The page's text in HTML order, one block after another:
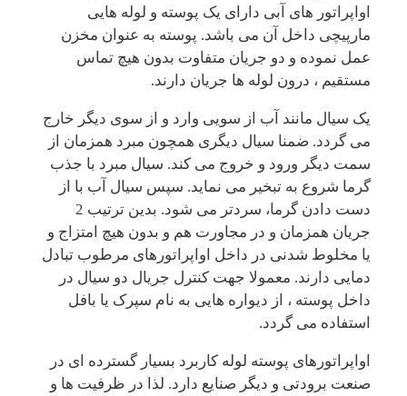
اواپراتور های آبی دارای یک پوسته و لوله هایی
مارپیچی داخل آن می باشد. پوسته به عنوان مخزن
عمل نموده و دو جریان متفاوت بدون هیچ تماس
مستقیم ، درون لوله ها جریان دارند.
یک سیال مانند آب از سویی وارد و از سوی دیگر خارج
می گردد. ضمنا سیال دیگری همچون مبرد همزمان از
سمت دیگر ورود و خروج می کند. سیال مبرد با جذب
گرما شروع به تبخیر می نماید. سپس سیال آب با از
دست دادن گرما، سردتر می شود. بدین ترتیب 2
جریان همزمان و در مجاورت هم و بدون هیچ امتزاج و
یا مخلوط شدنی در داخل اواپراتورهای مرطوب تبادل
دمایی دارند. معمولا جهت کنترل جریال دو سیال در
داخل پوسته ، از دیواره هایی به نام سپرک یا بافل
استفاده می گردد.
اواپراتورهای پوسته لوله کاربرد بسیار گسترده ای در
صنعت برودتی و دیگر صنایع دارد. لذا در ظرفیت ها و